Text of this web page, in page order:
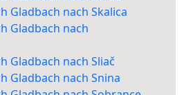
Gladbach nach Skalica
Gladbach nach
Gladbach nach Sliač
Gladbach nach Snina